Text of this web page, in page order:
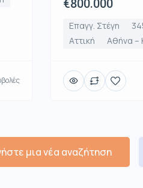
€800.000
Επαγγ. Στέγη
Αττική
Αθήνα –
μια νέα αναζήτηση